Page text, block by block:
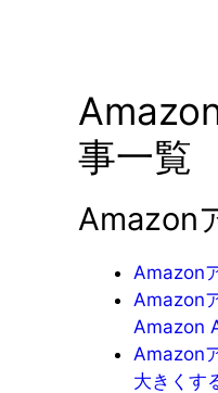
事一覧
Amazon
Amazon
Amazon
Amazon
Amazon
大きくす